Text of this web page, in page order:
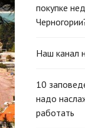
покупке
Наш канал
10
надо
работать